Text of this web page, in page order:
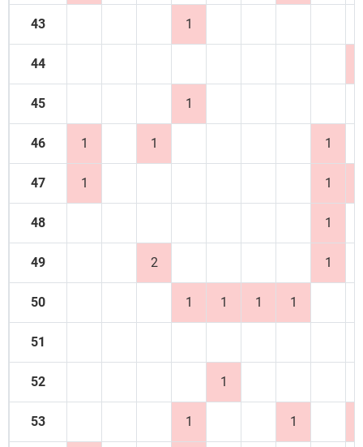
43 1
44
45 1
46 1 1 1
47 1 1
48 1
49 2 1
50 1 1 1 1
51
52 1
53 1 1